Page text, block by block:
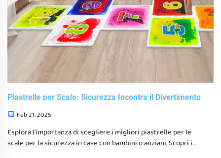
Piastrelle per Scale: Sicurezza Incontra il Divertimento
Feb 21, 2025
Esplora l'importanza di scegliere i migliori piastrelle per le
scale per la sicurezza in case con bambini o anziani. Scopri i